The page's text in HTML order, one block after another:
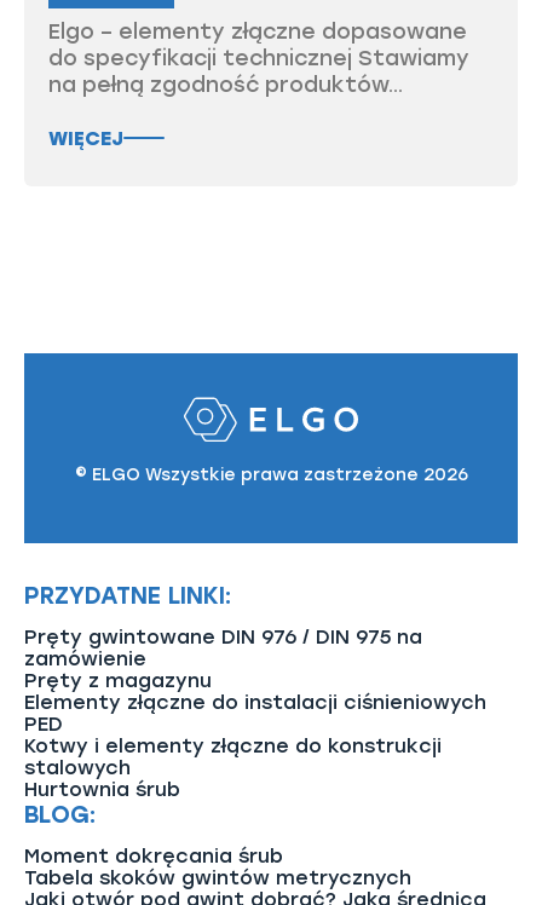
Elgo – elementy złączne dopasowane
do specyfikacji technicznej Stawiamy
na pełną zgodność produktów...
WIĘCEJ
© ELGO Wszystkie prawa zastrzeżone 2026
PRZYDATNE LINKI:
Pręty gwintowane DIN 976 / DIN 975 na
zamówienie
Pręty z magazynu
Elementy złączne do instalacji ciśnieniowych
PED
Kotwy i elementy złączne do konstrukcji
stalowych
Hurtownia śrub
BLOG:
Moment dokręcania śrub
Tabela skoków gwintów metrycznych
Jaki otwór pod gwint dobrać? Jaka średnica